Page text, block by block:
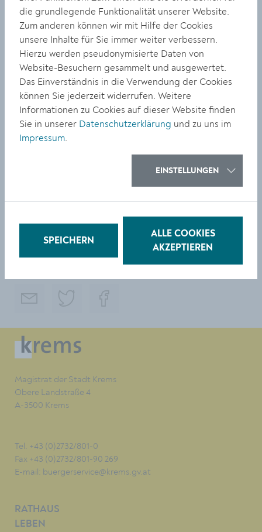
Die Neujahrsmatinée bot musikalische Highlights –
darunter auch hervorragende Auftritte junger
Solistinnen und Solisten. Leiter des
Jugendstreichorchesters und Moderator Saverio Ruol
Ruzzini erzählte charmant eine Geschichte von einer
Reise der besonderen Violine durch Europa und ihren
Kompositionen, die die Solistinnen und Solisten
verschiedenen Alters unter Beweis stellen konnten.
Monika Göllner spendete diese Violine Ihres
verstorbenen Ehemanns Helmuth Göllner, der die
Instrument wird künftig für die Talenteförderung in der
Stadt als Leihinstrument dienen.
Magistrat der Stadt Krems
Obere Landstraße 4
A-3500 Krems
Tel. +43 (0)2732/801-0
Fax +43 (0)2732/801-90 269
E-mail: buergerservice@krems.gv.at
RATHAUS
LEBEN
die grundlegende Funktionalität unserer Website.
Zum anderen können wir mit Hilfe der Cookies
unsere Inhalte für Sie immer weiter verbessern.
Hierzu werden pseudonymisierte Daten von
Website-Besuchern gesammelt und ausgewertet.
Das Einverständnis in die Verwendung der Cookies
können Sie jederzeit widerrufen. Weitere
Informationen zu Cookies auf dieser Website finden
Sie in unserer Datenschutzerklärung und zu uns im
Impressum.
EINSTELLUNGEN
SPEICHERN
ALLE COOKIES
AKZEPTIEREN